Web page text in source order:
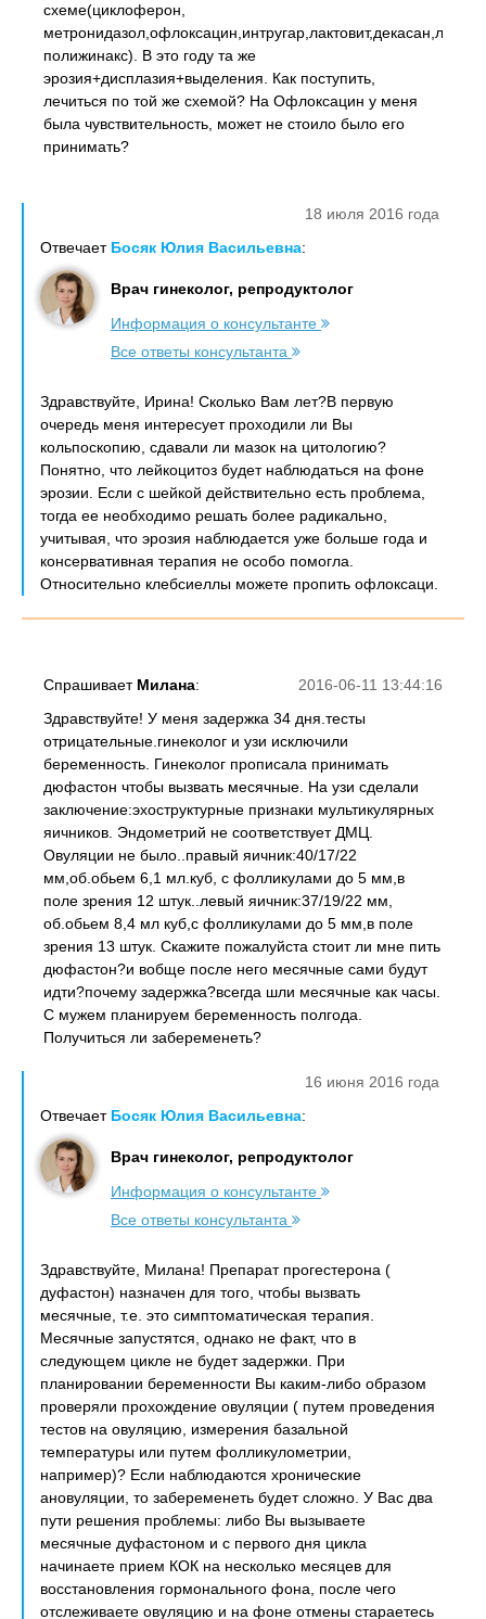
схеме(циклоферон,
полижинакс). В это году та же
эрозия+дисплазия+выделения. Как поступить,
лечиться по той же схемой? На Офлоксацин у меня
была чувствительность, может не стоило было его
принимать?
18 июля 2016 года
Отвечает Босяк Юлия Васильевна:
Врач гинеколог, репродуктолог
Информация о консультанте
Все ответы консультанта
Здравствуйте, Ирина! Сколько Вам лет?В первую
очередь меня интересует проходили ли Вы
кольпоскопию, сдавали ли мазок на цитологию?
Понятно, что лейкоцитоз будет наблюдаться на фоне
эрозии. Если с шейкой действительно есть проблема,
тогда ее необходимо решать более радикально,
учитывая, что эрозия наблюдается уже больше года и
консервативная терапия не особо помогла.
Относительно клебсиеллы можете пропить офлоксаци.
2016-06-11 13:44:16
Спрашивает Милана:
Здравствуйте! У меня задержка 34 дня.тесты
отрицательные.гинеколог и узи исключили
беременность. Гинеколог прописала принимать
дюфастон чтобы вызвать месячные. На узи сделали
заключение:эхоструктурные признаки мультикулярных
яичников. Эндометрий не соответствует ДМЦ.
Овуляции не было..правый яичник:40/17/22
мм,об.обьем 6,1 мл.куб, с фолликулами до 5 мм,в
поле зрения 12 штук..левый яичник:37/19/22 мм,
об.обьем 8,4 мл куб,с фолликулами до 5 мм,в поле
зрения 13 штук. Скажите пожалуйста стоит ли мне пить
дюфастон?и вобще после него месячные сами будут
идти?почему задержка?всегда шли месячные как часы.
С мужем планируем беременность полгода.
Получиться ли забеременеть?
16 июня 2016 года
Отвечает Босяк Юлия Васильевна:
Врач гинеколог, репродуктолог
Информация о консультанте
Все ответы консультанта
Здравствуйте, Милана! Препарат прогестерона (
дуфастон) назначен для того, чтобы вызвать
месячные, т.е. это симптоматическая терапия.
Месячные запустятся, однако не факт, что в
следующем цикле не будет задержки. При
планировании беременности Вы каким-либо образом
проверяли прохождение овуляции ( путем проведения
тестов на овуляцию, измерения базальной
температуры или путем фолликулометрии,
например)? Если наблюдаются хронические
ановуляции, то забеременеть будет сложно. У Вас два
пути решения проблемы: либо Вы вызываете
месячные дуфастоном и с первого дня цикла
начинаете прием КОК на несколько месяцев для
восстановления гормонального фона, после чего
отслеживаете овуляцию и на фоне отмены стараетесь